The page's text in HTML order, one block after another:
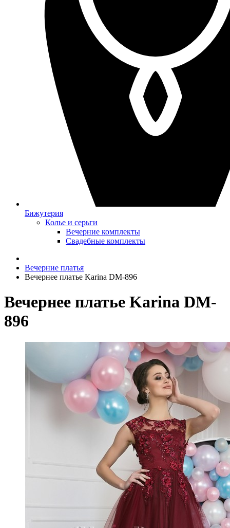
Бижутерия
Колье и серьги
Вечерние комплекты
Свадебные комплекты
Вечерние платья
Вечернее платье Karina DM-896
Вечернее платье Karina DM-
896